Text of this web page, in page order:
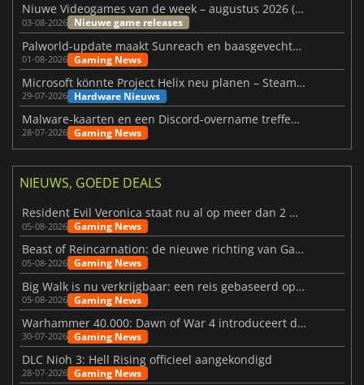
Niuwe Videogames van de week – augustus 2026 (week 32)
03-08-2026 Nieuwe game releases
Palworld-update maakt Sunreach en baasgevechten stabieler
01-08-2026 Gaming News
Microsoft könnte Project Helix neu planen – Steam-Support wackelt
29-07-2026 Hardware Nieuws
Malware-kaarten en een Discord-overname treffen Meccha Chameleon
28-07-2026 Gaming News
NIEUWS, GOEDE DEALS
Resident Evil Veronica staat nu al op meer dan 2 miljoen verlanglijstjes
05-08-2026 Gaming News
Beast of Reincarnation: de nieuwe richting van Game Freak
05-08-2026 Gaming News
Big Walk is nu verkrijgbaar: een reis gebaseerd op vriendschap
05-08-2026 Gaming News
Warhammer 40.000: Dawn of War 4 introduceert de Necron-factie
30-07-2026 Gaming News
DLC Nioh 3: Hell Rising officieel aangekondigd
28-07-2026 Gaming News